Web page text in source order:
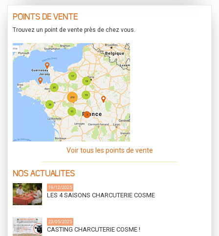
POINTS DE VENTE
Trouvez un point de vente près de chez vous.
Voir tous les points de vente
NOS ACTUALITES
19/12/2025
LES 4 SAISONS CHARCUTERIE COSME
23/05/2025
CASTING CHARCUTERIE COSME !